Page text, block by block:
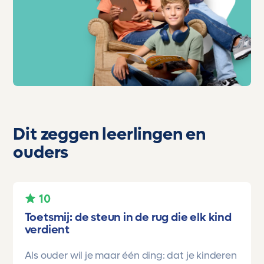
Dit zeggen leerlingen en
ouders
10
Toetsmij: de steun in de rug die elk kind
verdient
Als ouder wil je maar één ding: dat je kinderen